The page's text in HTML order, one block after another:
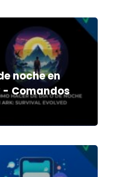
noche en
- Comandos